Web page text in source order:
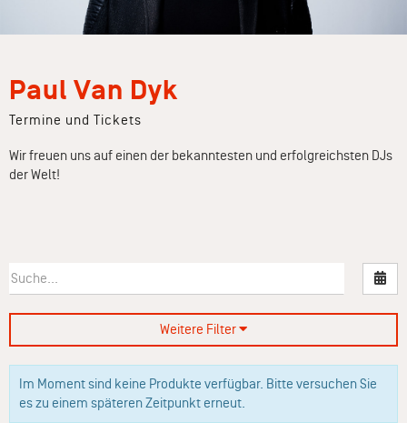
Paul Van Dyk
Termine und Tickets
Wir freuen uns auf einen der bekanntesten und erfolgreichsten DJs
der Welt!
Weitere Filter
Im Moment sind keine Produkte verfügbar. Bitte versuchen Sie
es zu einem späteren Zeitpunkt erneut.